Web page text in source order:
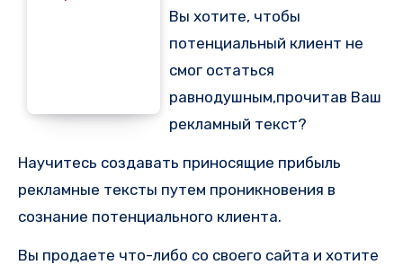
Вы хотите, чтобы
потенциальный клиент не
смог остаться
равнодушным,прочитав Ваш
рекламный текст?
Научитесь создавать приносящие прибыль
рекламные тексты путем проникновения в
сознание потенциального клиента.
Вы продаете что-либо со своего сайта и хотите